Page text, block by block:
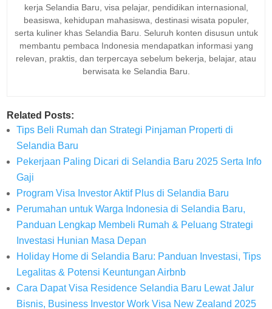
kerja Selandia Baru, visa pelajar, pendidikan internasional,
beasiswa, kehidupan mahasiswa, destinasi wisata populer,
serta kuliner khas Selandia Baru. Seluruh konten disusun untuk
membantu pembaca Indonesia mendapatkan informasi yang
relevan, praktis, dan terpercaya sebelum bekerja, belajar, atau
berwisata ke Selandia Baru.
Related Posts:
Tips Beli Rumah dan Strategi Pinjaman Properti di
Selandia Baru
Pekerjaan Paling Dicari di Selandia Baru 2025 Serta Info
Gaji
Program Visa Investor Aktif Plus di Selandia Baru
Perumahan untuk Warga Indonesia di Selandia Baru,
Panduan Lengkap Membeli Rumah & Peluang Strategi
Investasi Hunian Masa Depan
Holiday Home di Selandia Baru: Panduan Investasi, Tips
Legalitas & Potensi Keuntungan Airbnb
Cara Dapat Visa Residence Selandia Baru Lewat Jalur
Bisnis, Business Investor Work Visa New Zealand 2025